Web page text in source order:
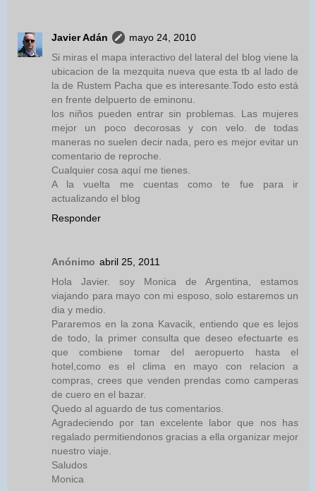
Javier Adán
mayo 24, 2010
Si miras el mapa interactivo del lateral del blog viene la
ubicacion de la mezquita nueva que esta tb al lado de
la de Rustem Pacha que es interesante.Todo esto está
en frente delpuerto de eminonu.
los niños pueden entrar sin problemas. Las mujeres
mejor un poco decorosas y con velo. de todas
maneras no suelen decir nada, pero es mejor evitar un
comentario de reproche.
Cualquier cosa aquí me tienes.
A la vuelta me cuentas como te fue para ir
actualizando el blog
Responder
Anónimo abril 25, 2011
Hola Javier. soy Monica de Argentina, estamos
viajando para mayo con mi esposo, solo estaremos un
dia y medio.
Pararemos en la zona Kavacik, entiendo que es lejos
de todo, la primer consulta que deseo efectuarte es
que combiene tomar del aeropuerto hasta el
hotel,como es el clima en mayo con relacion a
compras, crees que venden prendas como camperas
de cuero en el bazar.
Quedo al aguardo de tus comentarios.
Agradeciendo por tan excelente labor que nos has
regalado permitiendonos gracias a ella organizar mejor
nuestro viaje.
Saludos
Monica